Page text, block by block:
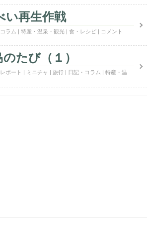
い再生作戦
ラム 特産・温泉・観光 食・レシピ
コメント
たび（１）
ポート ミニチャ 旅行 日記・コラム
特産・温